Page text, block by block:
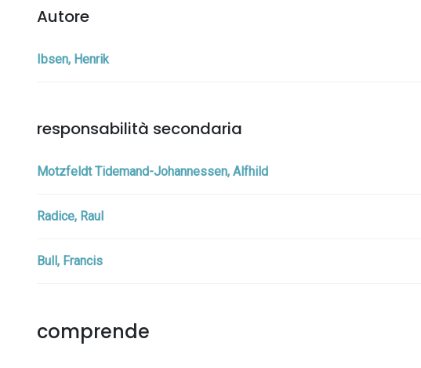
Autore
Ibsen, Henrik
responsabilità secondaria
Motzfeldt Tidemand-Johannessen, Alfhild
Radice, Raul
Bull, Francis
comprende